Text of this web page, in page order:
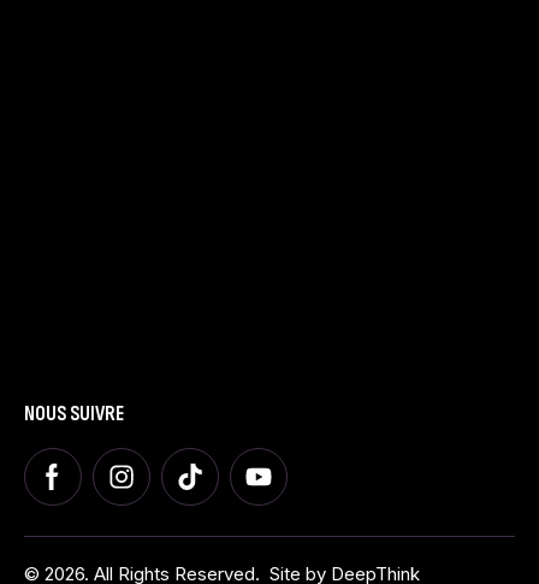
NOUS SUIVRE
© 2026. All Rights Reserved. Site by DeepThink